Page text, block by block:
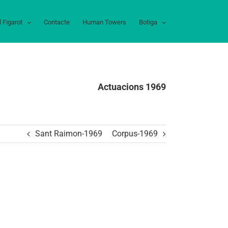
Figarot Contacte Human Towers Botiga
Actuacions 1969
Sant Raimon-1969 Corpus-1969